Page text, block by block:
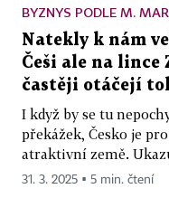
BYZNYS PODLE M.
Natekly k nám
Češi ale na lince
častěji otáčejí
I když by se tu
překážek, Česko je
atraktivní země.
31. 3. 2025 ▪ 5 min. čtení